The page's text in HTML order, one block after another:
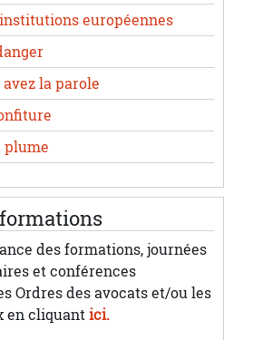
européennes
la parole
plume
des formations, journées
et conférences
Ordres des avocats et/ou les
en cliquantici.